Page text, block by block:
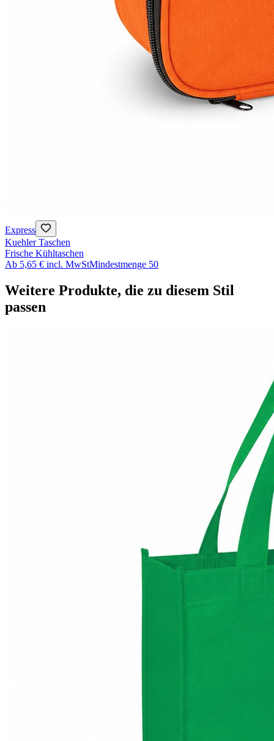
Express
Kuehler Taschen
Frische Kühltaschen
Ab 5,65 € incl. MwStMindestmenge 50
Weitere Produkte, die zu diesem Stil
passen